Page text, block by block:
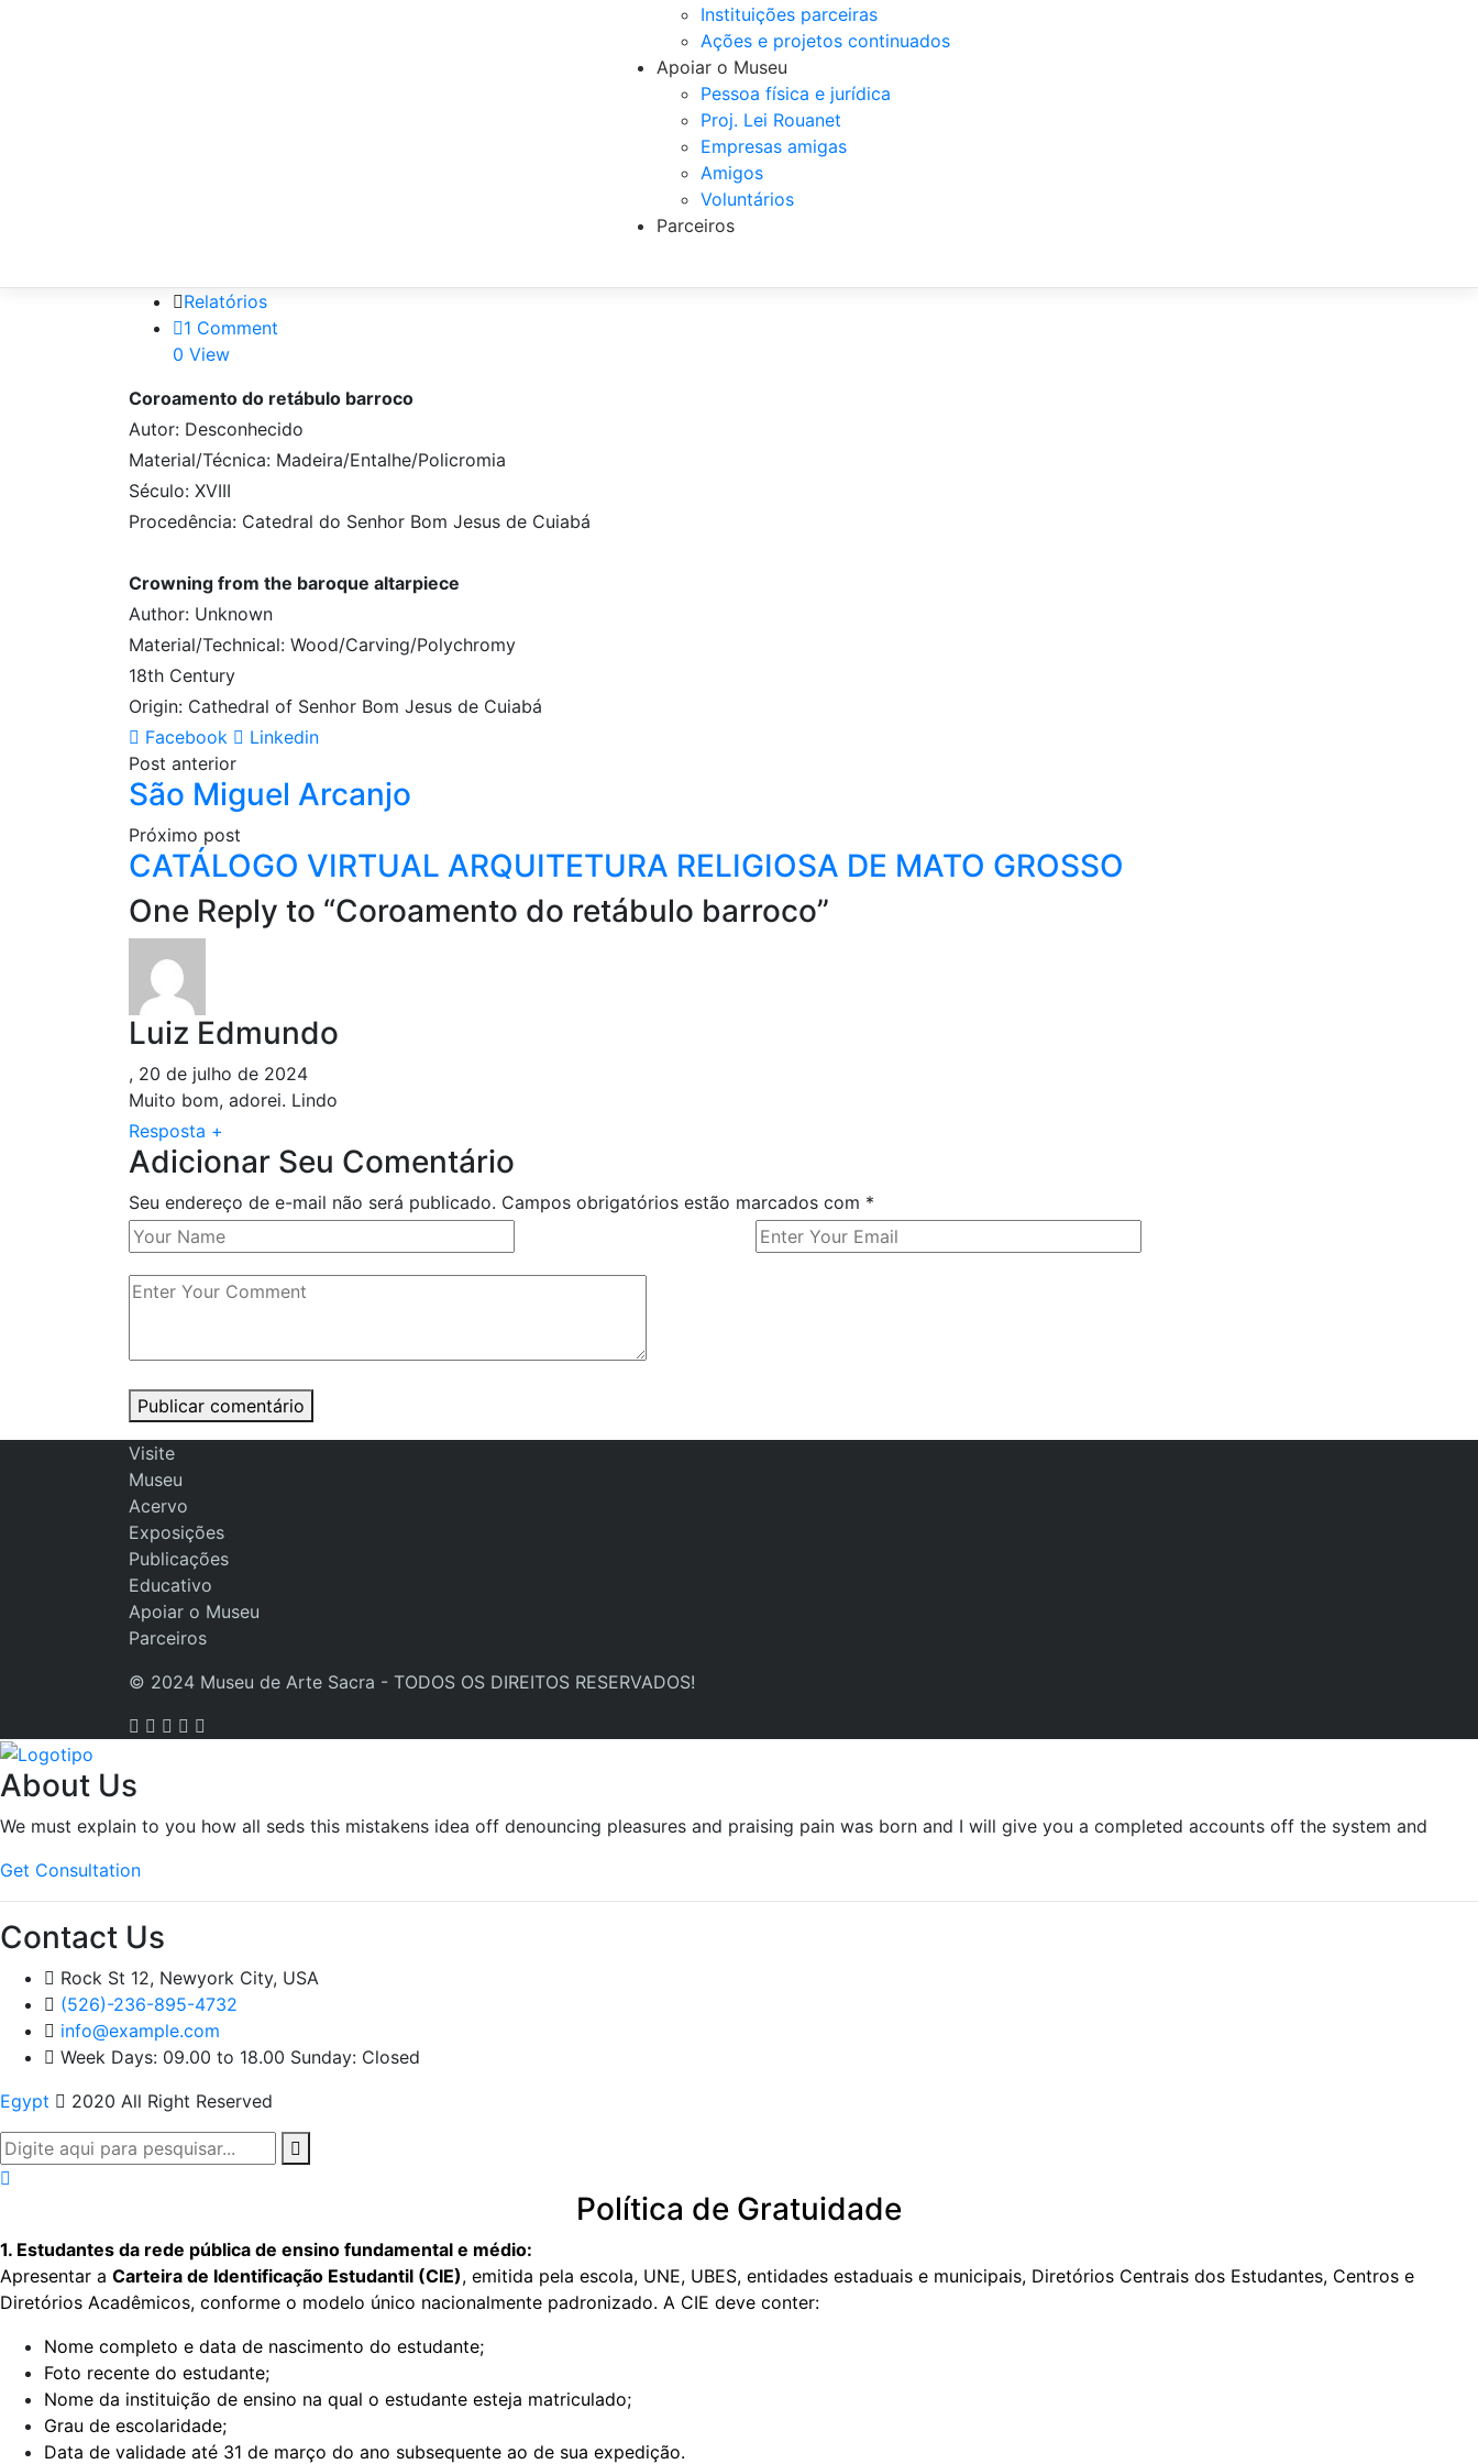
Instituições parceiras
Ações e projetos continuados
Apoiar o Museu
Pessoa física e jurídica
Proj. Lei Rouanet
Empresas amigas
Amigos
Voluntários
Parceiros
Relatórios
1 Comment
0 View
Coroamento do retábulo barroco
Autor: Desconhecido
Material/Técnica: Madeira/Entalhe/Policromia
Século: XVIII
Procedência: Catedral do Senhor Bom Jesus de Cuiabá
Crowning from the baroque altarpiece
Author: Unknown
Material/Technical: Wood/Carving/Polychromy
18th Century
Origin: Cathedral of Senhor Bom Jesus de Cuiabá
Facebook
Linkedin
Post anterior
São Miguel Arcanjo
Próximo post
CATÁLOGO VIRTUAL ARQUITETURA RELIGIOSA DE MATO GROSSO
One Reply to “Coroamento do retábulo barroco”
Luiz Edmundo
, 20 de julho de 2024
Muito bom, adorei. Lindo
Resposta +
Adicionar Seu Comentário
Seu endereço de e-mail não será publicado. Campos obrigatórios estão marcados com *
Publicar comentário
Visite
Museu
Acervo
Exposições
Publicações
Educativo
Apoiar o Museu
Parceiros
© 2024 Museu de Arte Sacra - TODOS OS DIREITOS RESERVADOS!
About Us
We must explain to you how all seds this mistakens idea off denouncing pleasures and praising pain was born and I will give you a completed accounts off the system and
Get Consultation
Contact Us
Rock St 12, Newyork City, USA
(526)-236-895-4732
info@example.com
Week Days: 09.00 to 18.00 Sunday: Closed
Egypt
2020 All Right Reserved
Política de Gratuidade
1. Estudantes da rede pública de ensino fundamental e médio:
Apresentar a Carteira de Identificação Estudantil (CIE), emitida pela escola, UNE, UBES, entidades estaduais e municipais, Diretórios Centrais dos Estudantes, Centros e
Diretórios Acadêmicos, conforme o modelo único nacionalmente padronizado. A CIE deve conter:
Nome completo e data de nascimento do estudante;
Foto recente do estudante;
Nome da instituição de ensino na qual o estudante esteja matriculado;
Grau de escolaridade;
Data de validade até 31 de março do ano subsequente ao de sua expedição.